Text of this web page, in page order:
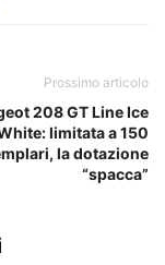
Prossimo articolo
208 GT Line Ice
limitata a 150
la dotazione
“spacca”